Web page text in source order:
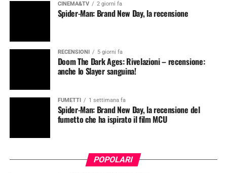
CINEMA&TV 2 giorni fa
Spider-Man: Brand New Day, la recensione
RECENSIONI 5 giorni fa
Doom The Dark Ages: Rivelazioni – recensione:
anche lo Slayer sanguina!
FUMETTI 1 settimana fa
Spider-Man: Brand New Day, la recensione del
fumetto che ha ispirato il film MCU
POPOLARI